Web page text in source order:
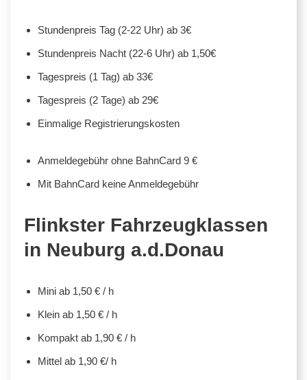
Stundenpreis Tag (2-22 Uhr) ab 3€
Stundenpreis Nacht (22-6 Uhr) ab 1,50€
Tagespreis (1 Tag) ab 33€
Tagespreis (2 Tage) ab 29€
Einmalige Registrierungskosten
Anmeldegebühr ohne BahnCard 9 €
Mit BahnCard keine Anmeldegebühr
Flinkster Fahrzeugklassen
in Neuburg a.d.Donau
Mini ab 1,50 € / h
Klein ab 1,50 € / h
Kompakt ab 1,90 € / h
Mittel ab 1,90 €/ h